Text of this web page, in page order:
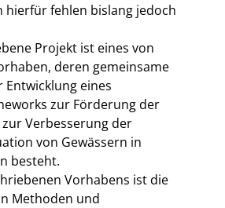
hierfür fehlen bislang jedoch
Projekt ist eines von
deren gemeinsame
Entwicklung eines
zur Förderung der
Verbesserung der
von Gewässern in
besteht.
Vorhabens ist die
Methoden und